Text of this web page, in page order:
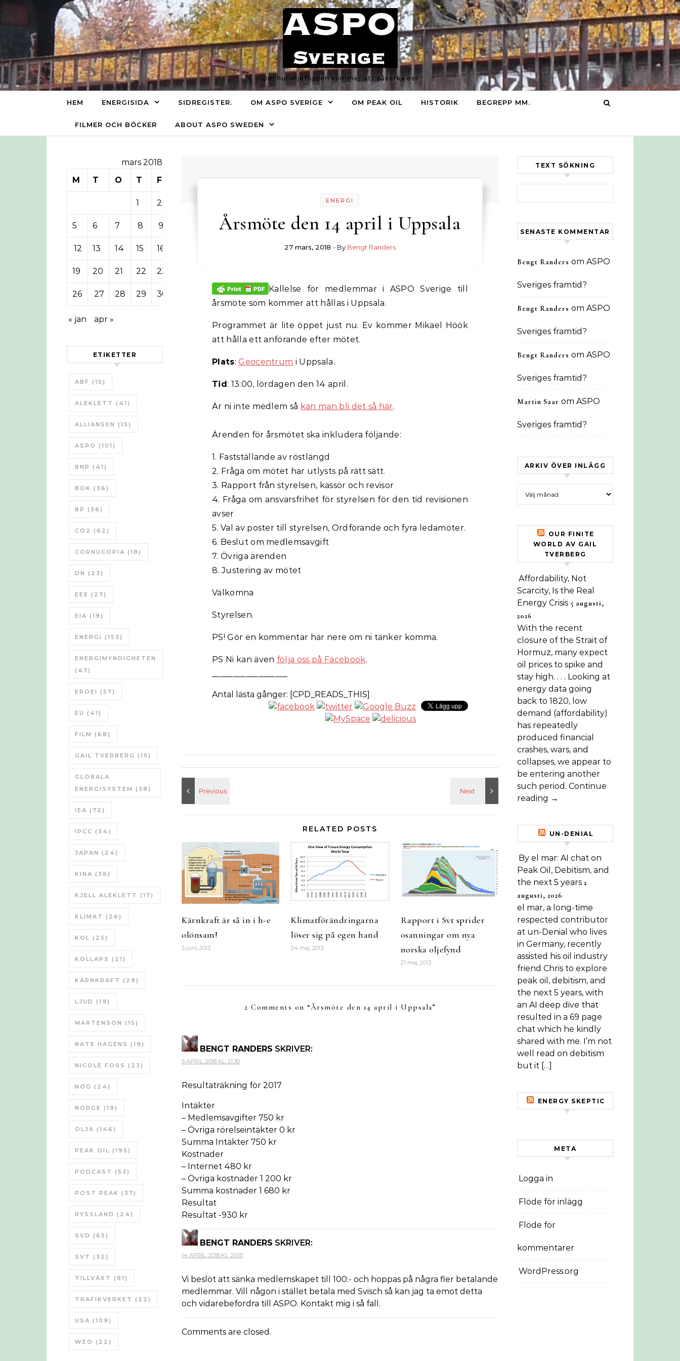
Skip to content
Om hur oljetoppen kommer att påverka oss
HEM ENERGISIDA SIDREGISTER. OM ASPO SVERIGE OM PEAK OIL HISTORIK BEGREPP MM.
FILMER OCH BÖCKER ABOUT ASPO SWEDEN
mars 2018
M
T O T F S
1 2
5 6 7 8 9
12 13 14 15 16
19 20 21 22 23
26 27 28 29 30
« jan apr »
ETIKETTER
ABF (15)
ALEKLETT (41)
ALLIANSEN (15)
ASPO (101)
BNP (41)
BOK (36)
BP (36)
CO2 (62)
CORNUCOPIA (18)
DN (23)
EEE (27)
EIA (19)
ENERGI (153)
ENERGIMYNDIGHETEN
(47)
EROEI (57)
EU (41)
FILM (68)
GAIL TVERBERG (15)
GLOBALA
ENERGISYSTEM (38)
IEA (72)
IPCC (34)
JAPAN (24)
KINA (36)
KJELL ALEKLETT (17)
KLIMAT (26)
KOL (25)
KOLLAPS (21)
KÄRNKRAFT (29)
LJUD (19)
MARTENSON (15)
NATE HAGENS (19)
NICOLE FOSS (23)
NOG (24)
NORGE (19)
OLJA (146)
PEAK OIL (195)
PODCAST (53)
POST PEAK (37)
RYSSLAND (24)
SVD (65)
SVT (32)
TILLVÄXT (81)
TRAFIKVERKET (22)
USA (109)
WEO (22)
ENERGI
Årsmöte den 14 april i Uppsala
27 mars, 2018 - By Bengt Randers
Kallelse för medlemmar i ASPO Sverige till
årsmöte som kommer att hållas i Uppsala.
Programmet är lite öppet just nu. Ev kommer Mikael Höök
att hålla ett anförande efter mötet.
Plats:Geocentrum i Uppsala.
Tid: 13:00, lördagen den 14 april.
Är ni inte medlem så kan man bli det så här.
Ärenden för årsmötet ska inkludera följande:
1. Fastställande av röstlängd
2. Fråga om mötet har utlysts på rätt sätt.
3. Rapport från styrelsen, kassör och revisor
4. Fråga om ansvarsfrihet för styrelsen för den tid revisionen
avser
5. Val av poster till styrelsen, Ordförande och fyra ledamöter.
6. Beslut om medlemsavgift
7. Övriga ärenden
8. Justering av mötet
Välkomna
Styrelsen.
PS! Gör en kommentar här nere om ni tänker komma.
PS Ni kan även följa oss på Facebook.
Antal lästa gånger: [CPD_READS_THIS]
RELATED POSTS
Kärnkraft är så in i h-e
olönsam!
5 juni, 2013
Klimatförändringarna
löser sig på egen hand
24 maj, 2013
Rapport i Svt sprider
osanningar om nya
norska oljefynd
21 maj, 2013
2 Comments on “Årsmöte den 14 april i Uppsala”
BENGT RANDERS SKRIVER:
5 APRIL, 2018 KL. 21:30
Resultaträkning för 2017
Intäkter
– Medlemsavgifter 750 kr
– Övriga rörelseintäkter 0 kr
Summa Intäkter 750 kr
Kostnader
– Internet 480 kr
– Övriga kostnader 1 200 kr
Summa kostnader 1 680 kr
Resultat
Resultat -930 kr
BENGT RANDERS SKRIVER:
14 APRIL, 2018 KL. 21:05
Vi beslöt att sänka medlemskapet till 100:- och hoppas på några fler betalande
medlemmar. Vill någon i stället betala med Svisch så kan jag ta emot detta
och vidarebefordra till ASPO. Kontakt mig i så fall.
Comments are closed.
TEXT SÖKNING
SENASTE KOMMENTAR
Bengt Randers om ASPO
Sveriges framtid?
Bengt Randers om ASPO
Sveriges framtid?
Bengt Randers om ASPO
Sveriges framtid?
Martin Saar om ASPO
Sveriges framtid?
ARKIV ÖVER INLÄGG
OUR FINITE
WORLD AV GAIL
TVERBERG
Affordability, Not
Scarcity, Is the Real
Energy Crisis 5 augusti,
2026
With the recent
closure of the Strait of
Hormuz, many expect
oil prices to spike and
stay high. . . . Looking at
energy data going
back to 1820, low
demand (affordability)
has repeatedly
produced financial
crashes, wars, and
collapses, we appear to
be entering another
such period. Continue
reading →
UN-DENIAL
By el mar: AI chat on
Peak Oil, Debitism, and
the next 5 years 2
augusti, 2026
el mar, a long-time
respected contributor
at un-Denial who lives
in Germany, recently
assisted his oil industry
friend Chris to explore
peak oil, debitism, and
the next 5 years, with
an AI deep dive that
resulted in a 69 page
chat which he kindly
shared with me. I’m not
well read on debitism
but it […]
ENERGY SKEPTIC
META
Logga in
Flöde för inlägg
Flöde för
kommentarer
WordPress.org